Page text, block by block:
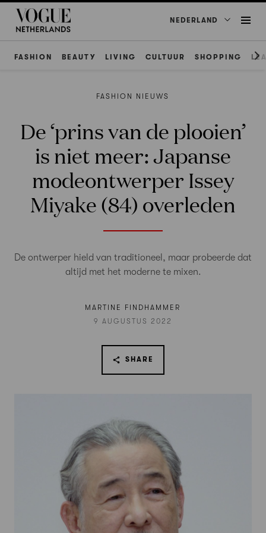
NEDERLAND
FASHION BEAUTY LIVING CULTUUR SHOPPING
FASHION NIEUWS
De ‘prins van de plooien’
is niet meer: Japanse
modeontwerper Issey
Miyake (84) overleden
De ontwerper hield van traditioneel, maar probeerde dat
altijd met het moderne te mixen.
MARTINE FINDHAMMER
9 AUGUSTUS 2022
SHARE